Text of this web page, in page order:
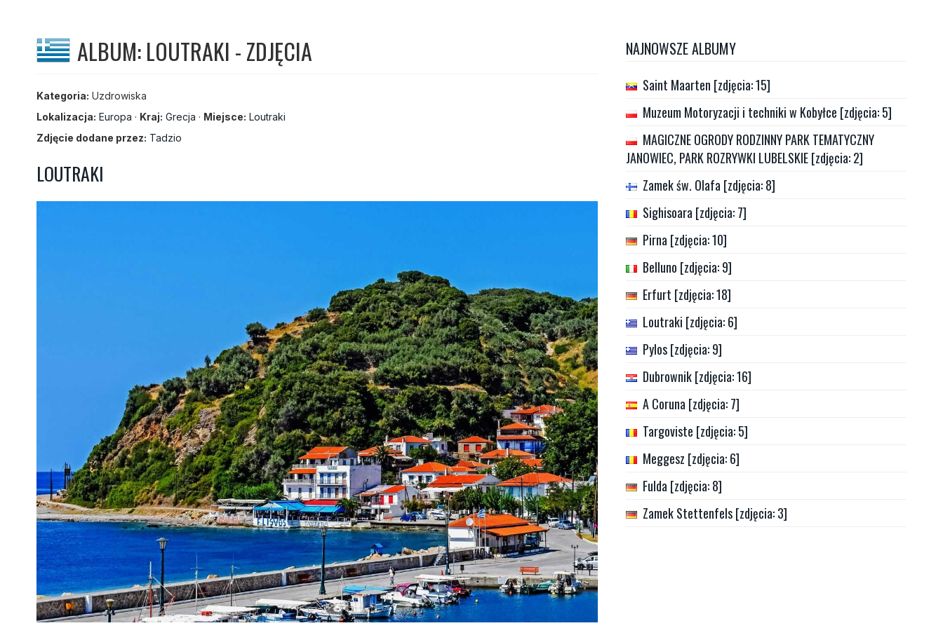
ALBUM: LOUTRAKI - ZDJĘCIA
Kategoria: Uzdrowiska
Lokalizacja: Europa · Kraj: Grecja · Miejsce: Loutraki
Zdjęcie dodane przez: Tadzio
LOUTRAKI
NAJNOWSZE ALBUMY
Saint Maarten [zdjęcia: 15]
Muzeum Motoryzacji i techniki w Kobyłce [zdjęcia: 5]
MAGICZNE OGRODY RODZINNY PARK TEMATYCZNY
JANOWIEC, PARK ROZRYWKI LUBELSKIE [zdjęcia: 2]
Zamek św. Olafa [zdjęcia: 8]
Sighisoara [zdjęcia: 7]
Pirna [zdjęcia: 10]
Belluno [zdjęcia: 9]
Erfurt [zdjęcia: 18]
Loutraki [zdjęcia: 6]
Pylos [zdjęcia: 9]
Dubrownik [zdjęcia: 16]
A Coruna [zdjęcia: 7]
Targoviste [zdjęcia: 5]
Meggesz [zdjęcia: 6]
Fulda [zdjęcia: 8]
Zamek Stettenfels [zdjęcia: 3]